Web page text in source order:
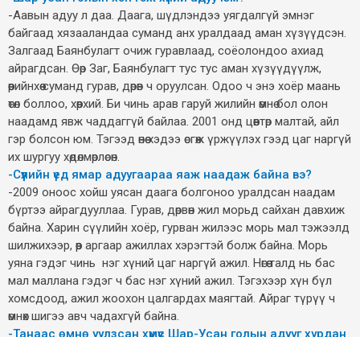
-Аавын адуу л даа. Даага, шүдлэндээ уягдалгүй эмнэг
байгаад хязааландаа суманд анх уралдаад аман хүзүүдсэн.
Залгаад Баянбулагт очиж гуравлаад, соёолондоо ахиад
айрагдсан. Өөр Заг, Баянбулагт тус тус аман хүзүүдүүлж,
өөрийнхөө суманд гурав, дөрөв ч оруулсан. Одоо ч энэ хоёр маань
өтөл боллоо, хөөрхий. Би чинь арав гаруй жилийн өмнө бол олон
наадамд явж чаддаггүй байлаа. 2001 онд цөөвтөр малтай, айл
гэр болсон юм. Тэгээд өнөө хэдээ өсгөж үржүүлэх гээд цаг наргүй
их шургуу хөдөлмөрлөсөн.
-Сүүлийн үед ямар адуугаараа яаж наадаж байна вэ?
-2009 оноос хойш уясан даага болгоноо уралдсан наадам
бүртээ айрагдууллаа. Гурав, дөрвөн жил морьд сайхан давхиж
байна. Харин сүүлийн хоёр, гурван жилээс морь мал тэжээлд
шилжихээр, өөр аргаар ажиллах хэрэгтэй болж байна. Морь
уяна гэдэг чинь нэг хүний цаг наргүй ажил. Нөгөө талд нь бас
мал маллана гэдэг ч бас нэг хүний ажил. Тэгэхээр хүн бүл
хомсдоод, ажил жоохон цалгардах маягтай. Айраг түрүү ч
өмнөх шигээ авч чадахгүй байна.
-Танаас өмнө уулзсан хүмүүс Шар-Усан голын адууг хурдан